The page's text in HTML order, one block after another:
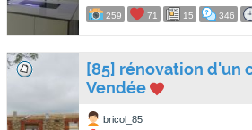
259 71 15 346
[85] rénovation d'un
Vendée
bricol_85